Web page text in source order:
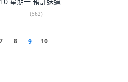
(562)
8 9 10